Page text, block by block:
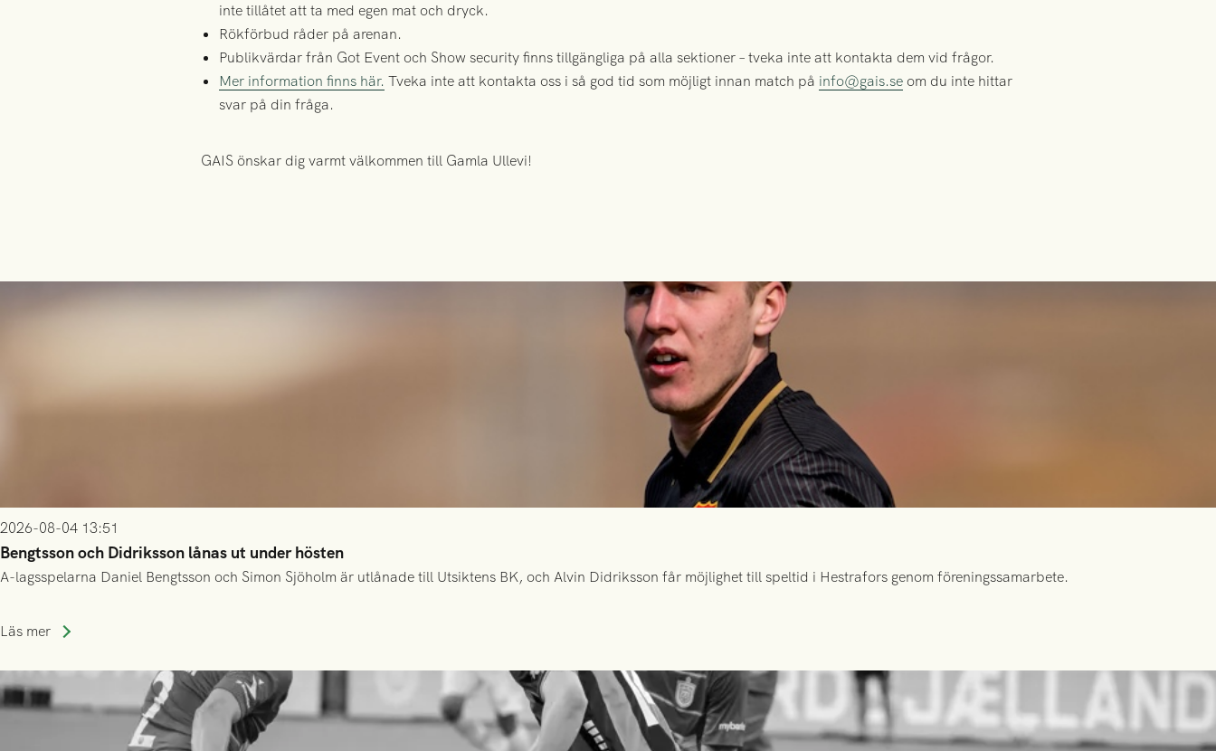
inte tillåtet att ta med egen mat och dryck.
Rökförbud råder på arenan.
Publikvärdarfrån Got Event och Show security finns tillgängliga på alla sektioner – tveka inte att kontakta dem vid frågor.
Mer information finns här. Tveka inte att kontakta oss i så god tid som möjligt innan match på info@gais.se om du inte hittar
svar på din fråga.
GAIS önskar dig varmt välkommen till Gamla Ullevi!
2026-08-04 13:51
Bengtsson och Didriksson lånas ut under hösten
A-lagsspelarna Daniel Bengtsson och Simon Sjöholm är utlånade till Utsiktens BK, och Alvin Didriksson får möjlighet till speltid i Hestrafors genom föreningssamarbete.
Läs mer